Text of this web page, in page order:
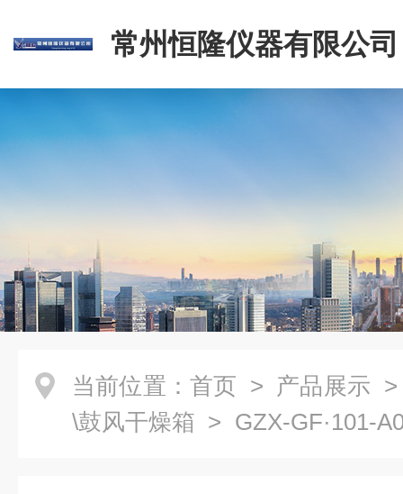
常州恒隆仪器有限公司
当前位置： 首页 > 产品展示
\鼓风干燥箱 > GZX-GF·101-